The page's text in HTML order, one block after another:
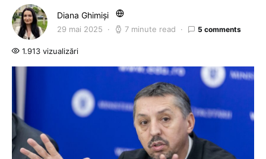
Diana Ghimiși
29 mai 2025 7 minute read 5 comments
1.913 vizualizări